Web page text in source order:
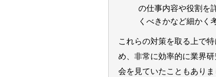
の仕事内容や役割を
くべきかなど細かく
これらの対策を取る上で
め、非常に効率的に業界
会を見ていたこともありま